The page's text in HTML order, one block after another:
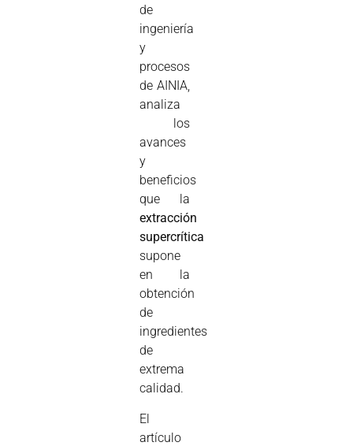
de
ingeniería
y
procesos
de AINIA,
analiza
los
avances
y
beneficios
que la
extracción
supercrítica
supone
en la
obtención
de
ingredientes
de
extrema
calidad.
El
artículo